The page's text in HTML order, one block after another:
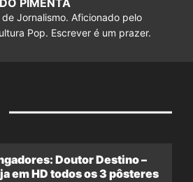
PIMENTA
Jornalismo. Aficionado pelo
Pop. Escrever é um prazer.
Doutor Destino –
em HD todos os 3 pôsteres